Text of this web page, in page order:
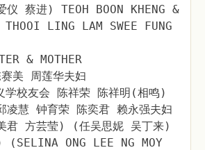
仪 蔡进) TEOH BOON KHENG &
LING LAM SWEE FUNG
& MOTHER
美 周莲华夫妇
学校友会 陈祥荣 陈祥明(相鸣)
凌慧 钟育荣 陈奕君 赖永强夫妇
君 方芸莹) (任吴思妮 吴丁来)
(SELINA ONG LEE NG MOY